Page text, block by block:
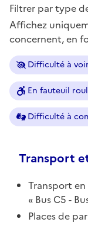
Filtrer par type
Affichez
concernent, en
Difficulté à
En fauteuil
Difficulté à
Transport
Transport
Bus C5 -
Places de